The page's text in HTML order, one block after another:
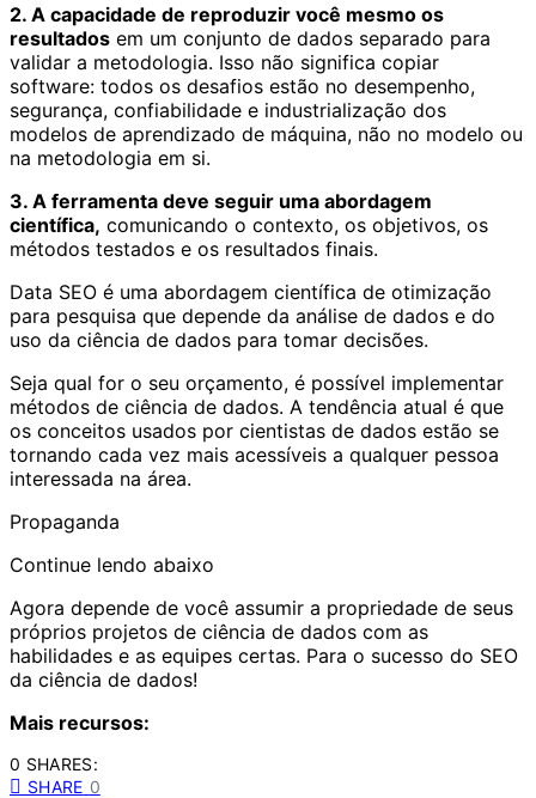
2. A capacidade de reproduzir você mesmo os
resultados em um conjunto de dados separado para
validar a metodologia. Isso não significa copiar
software: todos os desafios estão no desempenho,
segurança, confiabilidade e industrialização dos
modelos de aprendizado de máquina, não no modelo ou
na metodologia em si.
3. A ferramenta deve seguir uma abordagem
científica, comunicando o contexto, os objetivos, os
métodos testados e os resultados finais.
Data SEO é uma abordagem científica de otimização
para pesquisa que depende da análise de dados e do
uso da ciência de dados para tomar decisões.
Seja qual for o seu orçamento, é possível implementar
métodos de ciência de dados. A tendência atual é que
os conceitos usados por cientistas de dados estão se
tornando cada vez mais acessíveis a qualquer pessoa
interessada na área.
Propaganda
Continue lendo abaixo
Agora depende de você assumir a propriedade de seus
próprios projetos de ciência de dados com as
habilidades e as equipes certas. Para o sucesso do SEO
da ciência de dados!
Mais recursos:
0 SHARES:
SHARE 0